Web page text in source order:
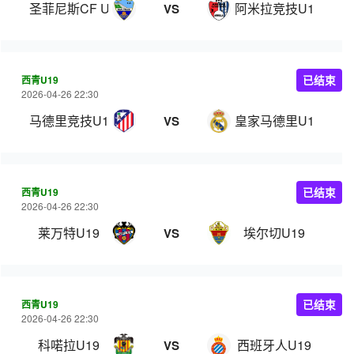
圣菲尼斯CF U19 VS 阿米拉竞技U19
西青U19
2026-04-26 22:30
马德里竞技U19 VS 皇家马德里U19
已结束
西青U19
2026-04-26 22:30
莱万特U19 VS 埃尔切U19
已结束
西青U19
2026-04-26 22:30
科喏拉U19 VS 西班牙人U19
已结束